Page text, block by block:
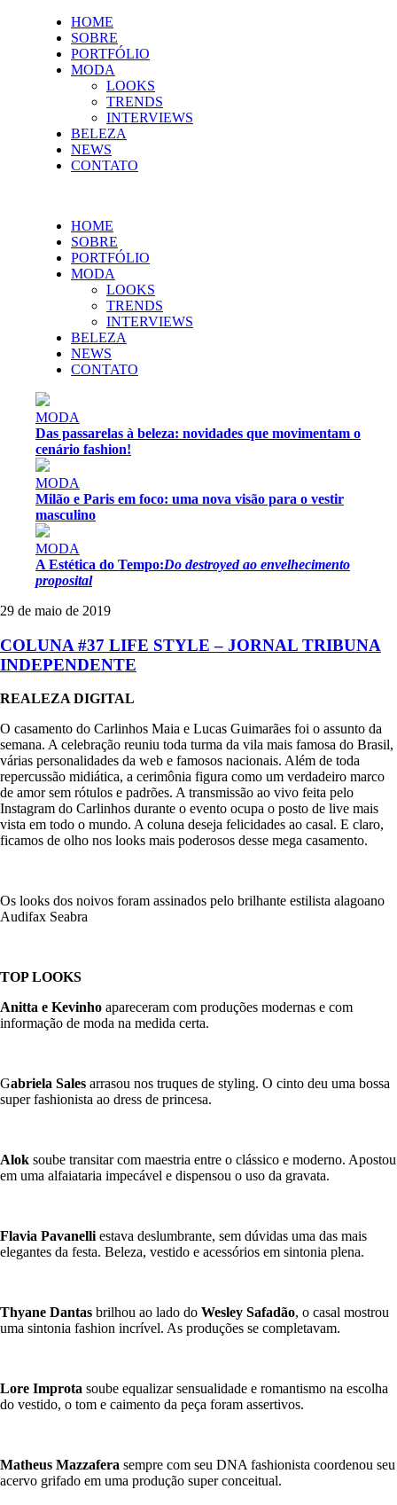
HOME
SOBRE
PORTFÓLIO
MODA
LOOKS
TRENDS
INTERVIEWS
BELEZA
NEWS
CONTATO
HOME
SOBRE
PORTFÓLIO
MODA
LOOKS
TRENDS
INTERVIEWS
BELEZA
NEWS
CONTATO
MODA
Das passarelas à beleza: novidades que movimentam o
cenário fashion!
MODA
Milão e Paris em foco: uma nova visão para o vestir
masculino
MODA
A Estética do Tempo:Do destroyed ao envelhecimento
proposital
29 de maio de 2019
COLUNA #37 LIFE STYLE – JORNAL TRIBUNA
INDEPENDENTE
REALEZA DIGITAL
O casamento do Carlinhos Maia e Lucas Guimarães foi o assunto da
semana. A celebração reuniu toda turma da vila mais famosa do Brasil,
várias personalidades da web e famosos nacionais. Além de toda
repercussão midiática, a cerimônia figura como um verdadeiro marco
de amor sem rótulos e padrões. A transmissão ao vivo feita pelo
Instagram do Carlinhos durante o evento ocupa o posto de live mais
vista em todo o mundo. A coluna deseja felicidades ao casal. E claro,
ficamos de olho nos looks mais poderosos desse mega casamento.
Os looks dos noivos foram assinados pelo brilhante estilista alagoano
Audifax Seabra
TOP LOOKS
Anitta e Kevinho apareceram com produções modernas e com
informação de moda na medida certa.
Gabriela Sales arrasou nos truques de styling. O cinto deu uma bossa
super fashionista ao dress de princesa.
Alok soube transitar com maestria entre o clássico e moderno. Apostou
em uma alfaiataria impecável e dispensou o uso da gravata.
Flavia Pavanelliestava deslumbrante, sem dúvidas uma das mais
elegantes da festa. Beleza, vestido e acessórios em sintonia plena.
Thyane Dantas brilhou ao lado do Wesley Safadão, o casal mostrou
uma sintonia fashion incrível. As produções se completavam.
Lore Improta soube equalizar sensualidade e romantismo na escolha
do vestido, o tom e caimento da peça foram assertivos.
Matheus Mazzafera sempre com seu DNA fashionista coordenou seu
acervo grifado em uma produção super conceitual.